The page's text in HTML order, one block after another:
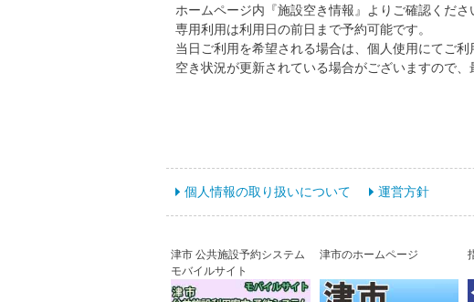
ホームページ内『施設空き情報』よりご確認くださ
専用利用は利用日の前日まで予約可能です。
当日ご利用を希望される場合は、個人使用にてご利
空き状況が更新されている場合がございますので
個人情報の取り扱いについて 運営方針
津市 公共施設予約システム
モバイルサイト
津市のホームページ